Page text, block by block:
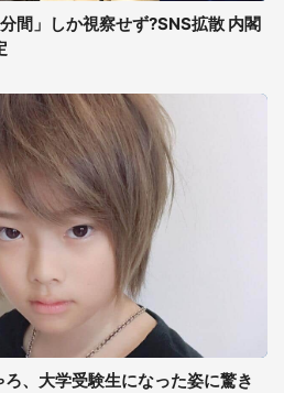
間」しか視察せず?SNS拡散 内閣
、大学受験生になった姿に驚き